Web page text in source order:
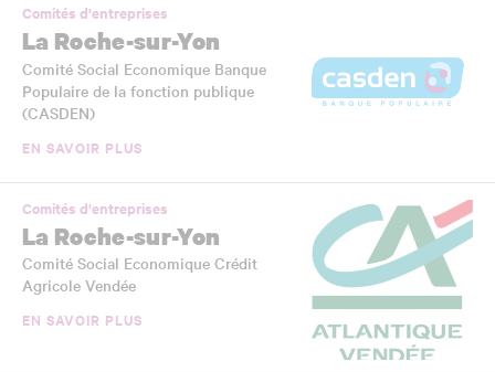
Comités d'entreprises
La Roche-sur-Yon
Comité Social Economique Banque
Populaire de la fonction publique
(CASDEN)
EN SAVOIR PLUS
Comités d'entreprises
La Roche-sur-Yon
Comité Social Economique Crédit
Agricole Vendée
EN SAVOIR PLUS